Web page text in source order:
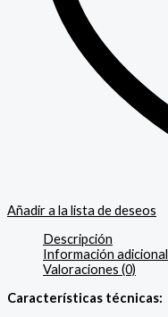
Añadir a la lista de deseos
Descripción
Información adicional
Valoraciones (0)
Características técnicas: